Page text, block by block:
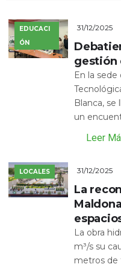
EDUCACI
ÓN
31/12/2025
gestión
En la sede
Blanca,
un
Leer
LOCALES 31/12/2025
La
La obra
m³/s su
metros de